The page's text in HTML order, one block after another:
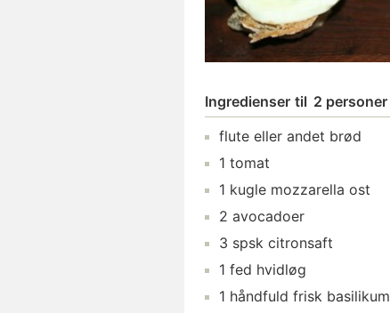
Ingredienser til 2 personer
flute eller andet brød
1 tomat
1 kugle mozzarella ost
2 avocadoer
3 spsk citronsaft
1 fed hvidløg
1 håndfuld frisk basilikum